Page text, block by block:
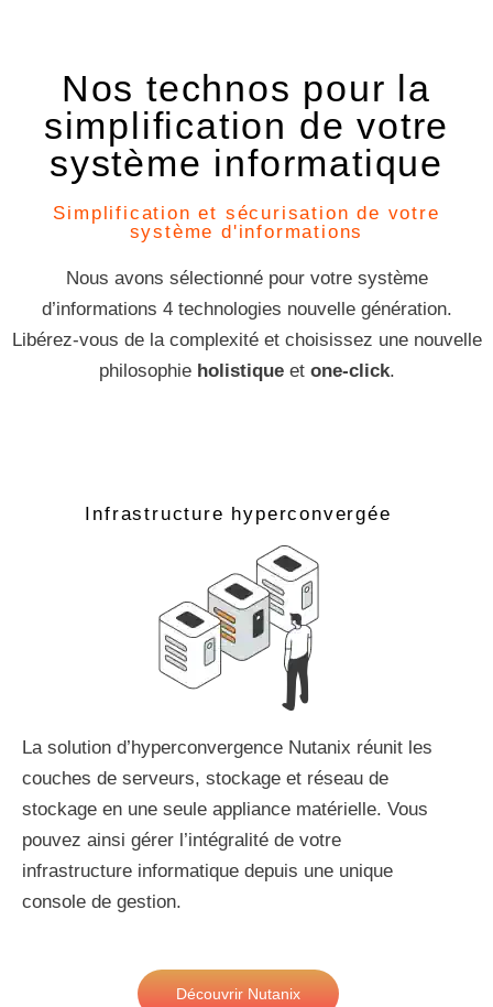
Nos technos pour la
simplification de votre
système informatique
Simplification et sécurisation de votre
système d'informations
Nous avons sélectionné pour votre système
d’informations 4 technologies nouvelle génération.
Libérez-vous de la complexité et choisissez une nouvelle
philosophie holistiqueet one-click.
Infrastructure hyperconvergée
La solution d’hyperconvergence Nutanix réunit les
couches de serveurs, stockage et réseau de
stockage en une seule appliance matérielle. Vous
pouvez ainsi gérer l’intégralité de votre
infrastructure informatique depuis une unique
console de gestion.
Découvrir Nutanix